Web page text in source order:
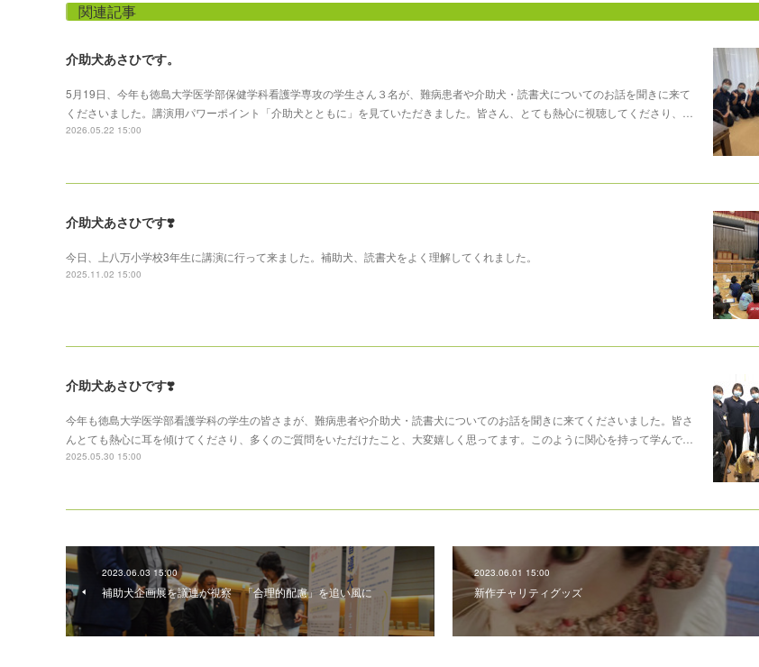
関連記事
介助犬あさひです。
5月19日、今年も徳島大学医学部保健学科看護学専攻の学生さん３名が、難病患者や介助犬・読書犬についてのお話を聞きに来て
くださいました。講演用パワーポイント「介助犬とともに」を見ていただきました。皆さん、とても熱心に視聴してくださり、…
2026.05.22 15:00
介助犬あさひです❣️
今日、上八万小学校3年生に講演に行って来ました。補助犬、読書犬をよく理解してくれました。
2025.11.02 15:00
介助犬あさひです❣️
今年も徳島大学医学部看護学科の学生の皆さまが、難病患者や介助犬・読書犬についてのお話を聞きに来てくださいました。皆さ
んとても熱心に耳を傾けてくださり、多くのご質問をいただけたこと、大変嬉しく思ってます。このように関心を持って学んで…
2025.05.30 15:00
2023.06.03 15:00
補助犬企画展を議連が視察 「合理的配慮」を追い風に
2023.06.01 15:00
新作チャリティグッズ